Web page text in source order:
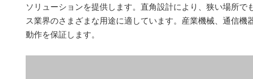
ソリューションを提供します。直角設計により、狭い場所
ス業界のさまざまな用途に適しています。産業機械、通信
動作を保証します。